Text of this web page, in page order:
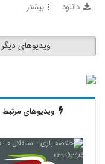
دانلود بیشتر
ویدیوهای دیگر
ویدیوهای مرتبط